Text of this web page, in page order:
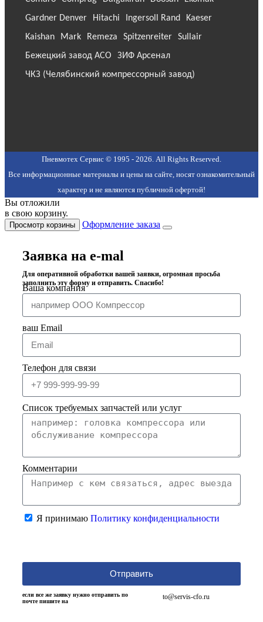
Gardner Denver
Hitachi Ingersoll Rand
Kaeser
Kaishan
Mark Remeza Spitzenreiter
Sullair
Бежецкий завод АСО
ЗИФ Арсенал
ЧКЗ (Челябинский компрессорный завод)
Пневмотех Сервис © 1995 - 2026. All Rights Reserved.
Все информационные материалы и цены на сайте, носят ознакомительный
характер и не являются публичной офертой!
Вы отложили
в свою корзину.
Просмотр корзины Оформление заказа
Заявка на e-mal
Для оперативной обработки вашей заявки, огромная просьба
заполнить эту форму и отправить. Спасибо!
Ваша компания
ваш Email
Телефон для связи
Список требуемых запчастей или услуг
Комментарии
Я принимаю Политику конфиденциальности
Отправить
если все же заявку нужно отправить по
почте пишите на
to@servis-cfo.ru